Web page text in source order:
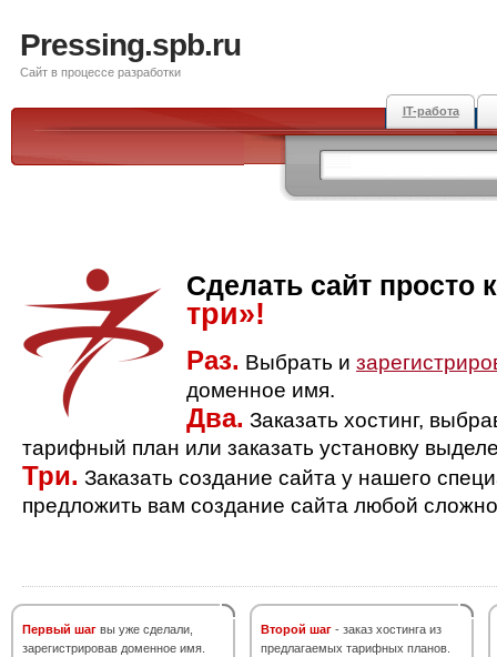
Pressing.spb.ru
Сайт в процессе разработки
IT-работа
Сделать сайт просто
три»!
Раз. Выбрать и
доменное имя.
Два. Заказать хостинг,
тарифный план или заказать установку
Три. Заказать создание сайта у нашего
предложить вам создание сайта любой
Первый шаг вы уже сделали,
зарегистрировав доменное имя.
Второй шаг - заказ хостинга из
предлагаемых тарифных планов.